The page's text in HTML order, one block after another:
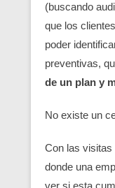
(buscando
que los
poder
preventivas,
de un plan y
No existe un
Con las visitas
donde una